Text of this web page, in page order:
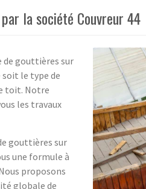
la société Couvreur 44
de gouttières sur
soit le type de
toit. Notre
les travaux
gouttières sur
une formule à
proposons
globale de